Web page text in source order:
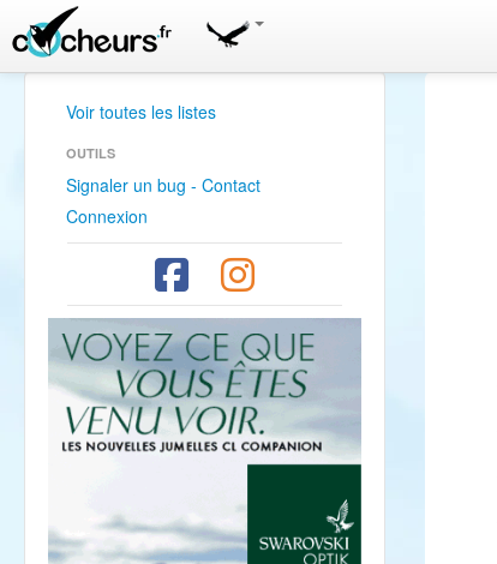
Voir toutes les listes
OUTILS
Signaler un bug - Contact
Connexion